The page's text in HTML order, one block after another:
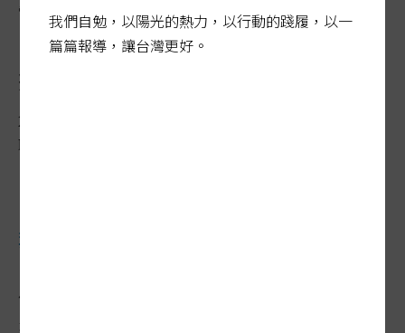
電影，帶動地方觀光。 記者賴香珊／攝影
鄉親當演員 為社區留紀錄
2015-10-19 00:00:00
聯合報 / 記者賴香珊／竹山報導
葉宥豆：從現在開始，思考做未來的事。
竹山鎮七年級生葉宥豆原本從事電影工作，
我們自勉，以陽光的熱力，以行動的踐履，以一
篇篇報導，讓台灣更好。